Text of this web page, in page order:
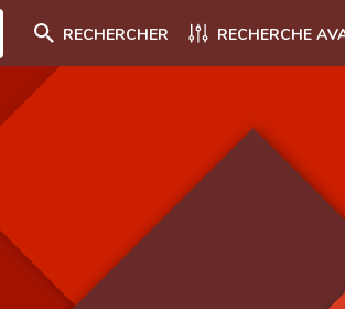
RECHERCHER RECHERCHE